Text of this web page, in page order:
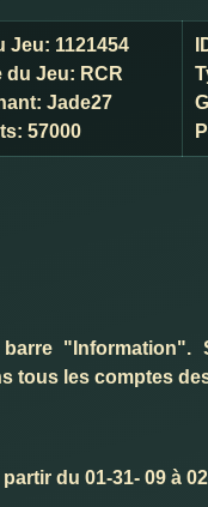
Jeu: 1121454
du Jeu: RCR
Jade27
57000
"Information".
tous les comptes
du 01-31- 09 à